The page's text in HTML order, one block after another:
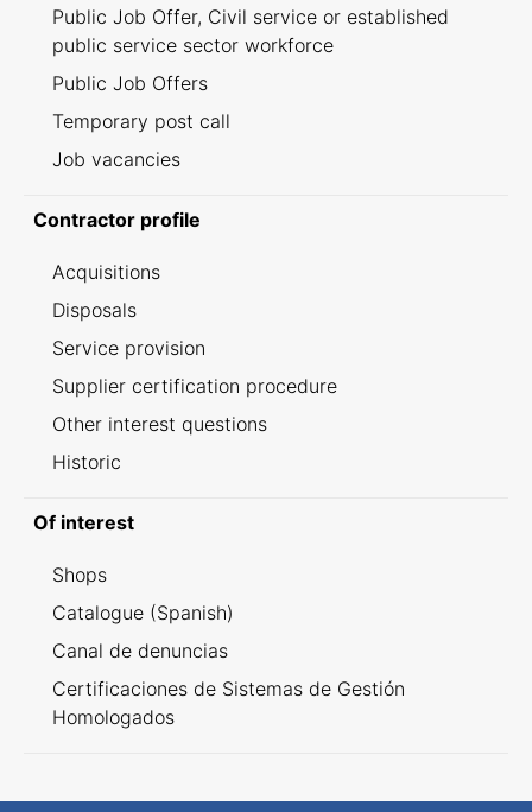
Public Job Offer, Civil service or established
public service sector workforce
Public Job Offers
Temporary post call
Job vacancies
Contractor profile
Acquisitions
Disposals
Service provision
Supplier certification procedure
Other interest questions
Historic
Of interest
Shops
Catalogue (Spanish)
Canal de denuncias
Certificaciones de Sistemas de Gestión
Homologados